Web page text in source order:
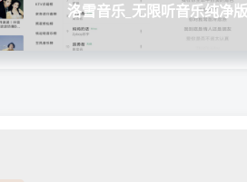
洛雪音乐_无限听音乐纯净版